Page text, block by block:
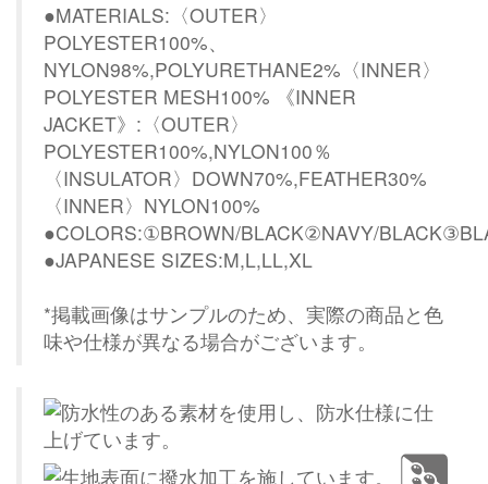
●MATERIALS:〈OUTER〉
POLYESTER100%、
NYLON98%,POLYURETHANE2%〈INNER〉
POLYESTER MESH100% 《INNER
JACKET》:〈OUTER〉
POLYESTER100%,NYLON100％
〈INSULATOR〉DOWN70%,FEATHER30%
〈INNER〉NYLON100%
●COLORS:①BROWN/BLACK②NAVY/
●JAPANESE SIZES:M,L,LL,XL
*掲載画像はサンプルのため、実際の商品と色
味や仕様が異なる場合がございます。